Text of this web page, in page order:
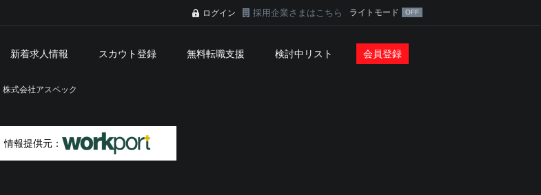
ログイン 採用企業さまはこちら ライトモード
新着求人情報 スカウト登録 無料転職支援 検討中リスト 会員登録
株式会社アスペック
情報提供元：